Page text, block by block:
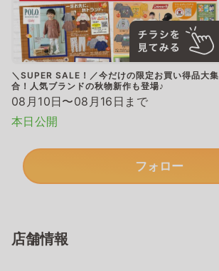
＼SUPER SALE！／今だけの限定お買い得品大集
合！人気ブランドの秋物新作も登場♪
08月10日〜08月16日まで
本日公開
フォロー
店舗情報